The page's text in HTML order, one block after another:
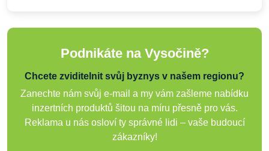
Podnikáte na Vysočině?
Chcete zviditelnit svůj byznys v našem regionu?
Zanechte nám svůj e-mail a my vám zašleme nabídku
inzertních produktů šitou na míru přesně pro vás.
Reklama u nás osloví ty správné lidi – vaše budoucí
zákazníky!